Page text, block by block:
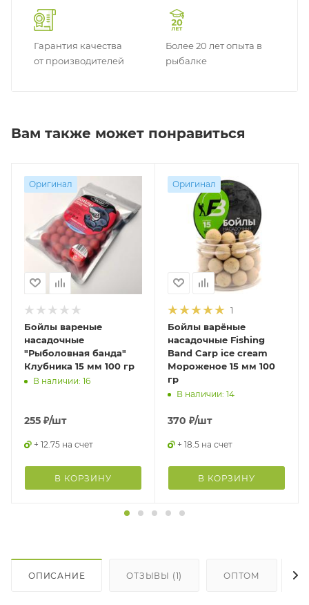
Гарантия качества
от производителей
Более 20 лет опыта в
рыбалке
Вам также может понравиться
Оригинал
Бойлы вареные
насадочные
"Рыболовная банда"
Клубника 15 мм 100 гр
В наличии: 16
255 ₽/шт
+ 12.75 на счет
В КОРЗИНУ
Оригинал
1
Бойлы варёные
насадочные Fishing
Band Carp ice cream
Мороженое 15 мм 100
гр
В наличии: 14
370 ₽/шт
+ 18.5 на счет
В КОРЗИНУ
ОПИСАНИЕ ОТЗЫВЫ (1) ОПТОМ